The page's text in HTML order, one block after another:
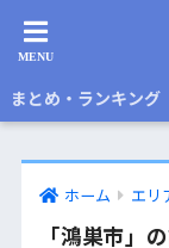
まとめ・ランキング
ホーム エリ
「鴻巣市」